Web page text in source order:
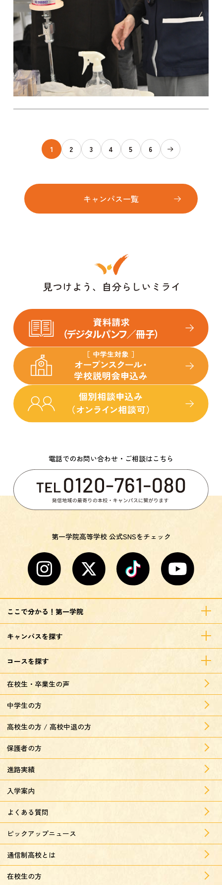
1 2 3 4 5 6
キャンパス一覧
電話でのお問い合わせ・ご相談はこちら
第一学院高等学校 公式SNSをチェック
ここで分かる！第一学院
キャンパスを探す
コースを探す
在校生・卒業生の声
中学生の方
高校生の方 / 高校中退の方
保護者の方
進路実績
入学案内
よくある質問
ピックアップニュース
通信制高校とは
在校生の方